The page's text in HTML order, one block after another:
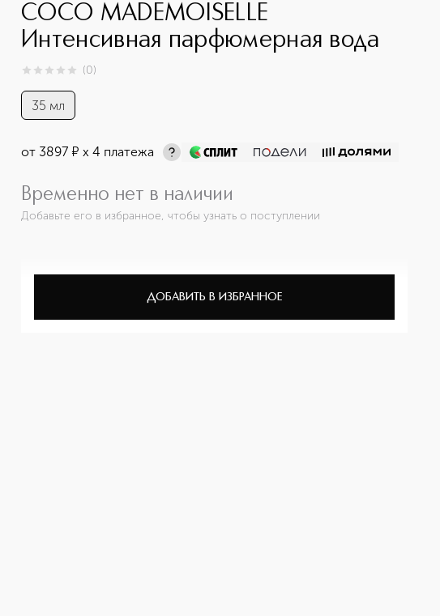
COCO MADEMOISELLE
Интенсивная парфюмерная вода
0из 0 (0)
35 мл
от 3897 ¤ х 4 платежа
Временно нет в наличии
Добавьте его в избранное, чтобы узнать о поступлении
ДОБАВИТЬ В ИЗБРАННОЕ